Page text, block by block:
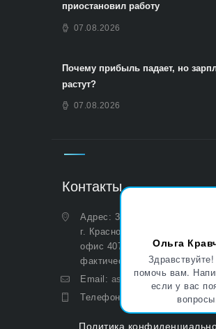
Ольга
помочь вам.
если у вас
приостановил работу
07.08.2026
Почему прибыль падает, но
растут?
07.08.2026
Контакты
Адрес: 350051,
г. Краснодар, ул. Дальняя, д.
офис 407 (Юридический и
фактический)
Email: asp@aoasp.ru
Телефон:
+7 (499) 380-83-05
Политика